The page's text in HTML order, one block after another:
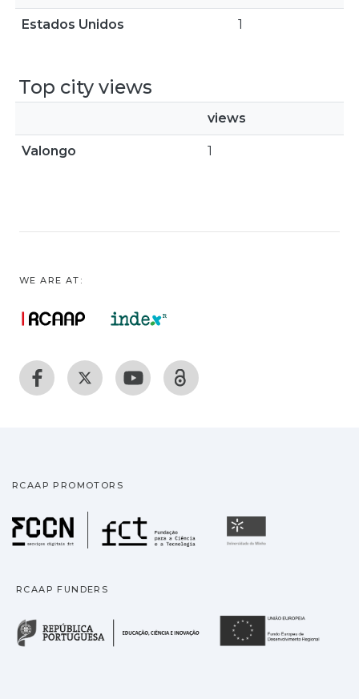
Estados Unidos 1
Top city views
views
Valongo 1
WE ARE AT:
RCAAP PROMOTORS
Fundação para a
RCAAP FUNDERS
República Portuguesa